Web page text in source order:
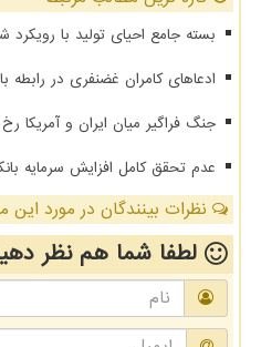
بسته جامع احیای تولید با
ادعاهای کامران غضنفری در رابطه
جنگ فراگیر میان ایران و آمریکا
عدم تحقق کامل افزایش سرمایه
نظرات بینندگان در مورد این
لطفا شما همنظر